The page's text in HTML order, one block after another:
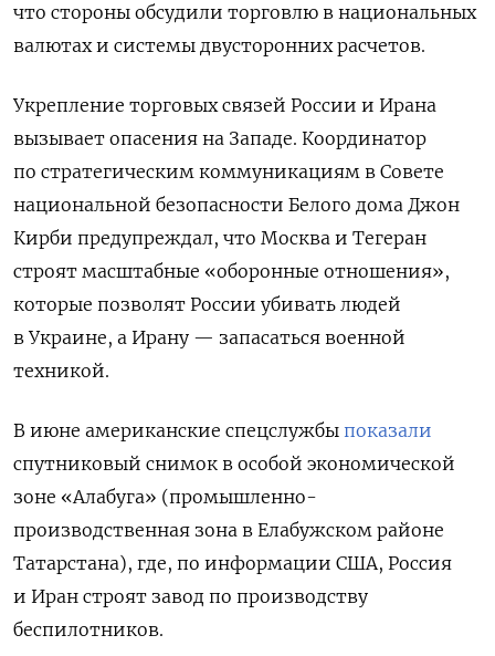
что стороны обсудили торговлю в национальных
валютах и системы двусторонних расчетов.
Укрепление торговых связей России и Ирана
вызывает опасения на Западе. Координатор
по стратегическим коммуникациям в Совете
национальной безопасности Белого дома Джон
Кирби предупреждал, что Москва и Тегеран
строят масштабные «оборонные отношения»,
которые позволят России убивать людей
в Украине, а Ирану — запасаться военной
техникой.
В июне американские спецслужбы показали
спутниковый снимок в особой экономической
зоне «Алабуга» (промышленно-
производственная зона в Елабужском районе
Татарстана), где, по информации США, Россия
и Иран строят завод по производству
беспилотников.